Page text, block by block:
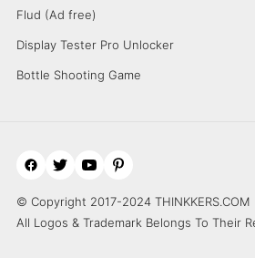
Flud (Ad free)
Display Tester Pro Unlocker
Bottle Shooting Game
© Copyright 2017-2024 THINKKERS.COM
All Logos & Trademark Belongs To Their